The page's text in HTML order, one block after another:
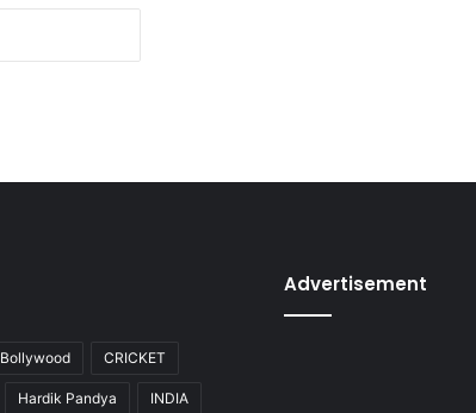
Bollywood CRICKET
Hardik Pandya INDIA
Advertisement